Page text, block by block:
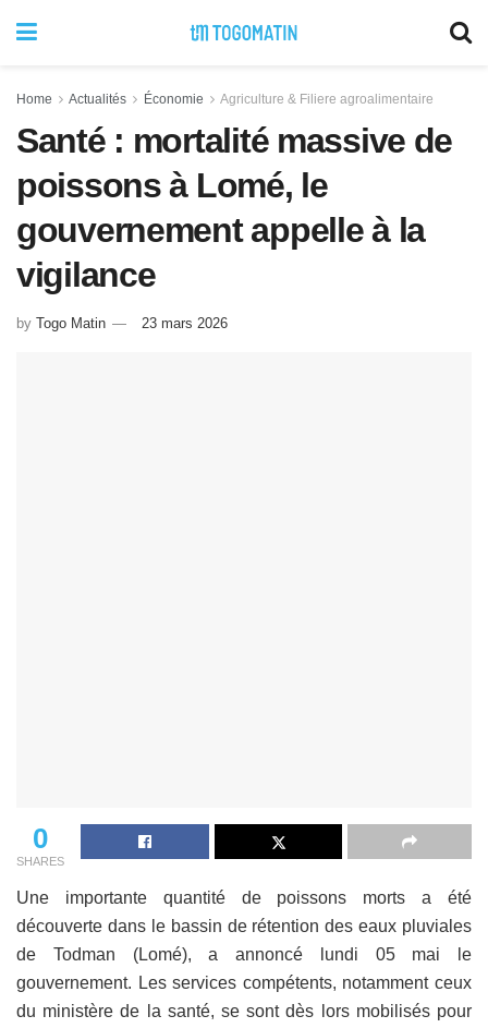
Home Actualités Économie Agriculture & Filiere agroalimentaire
Santé : mortalité massive de
poissons à Lomé, le
gouvernement appelle à la
vigilance
by Togo Matin 23 mars 2026
0
SHARES
Une importante quantité de poissons morts a été
découverte dans le bassin de rétention des eaux pluviales
de Todman (Lomé), a annoncé lundi 05 mai le
gouvernement. Les services compétents, notamment ceux
du ministère de la santé, se sont dès lors mobilisés pour